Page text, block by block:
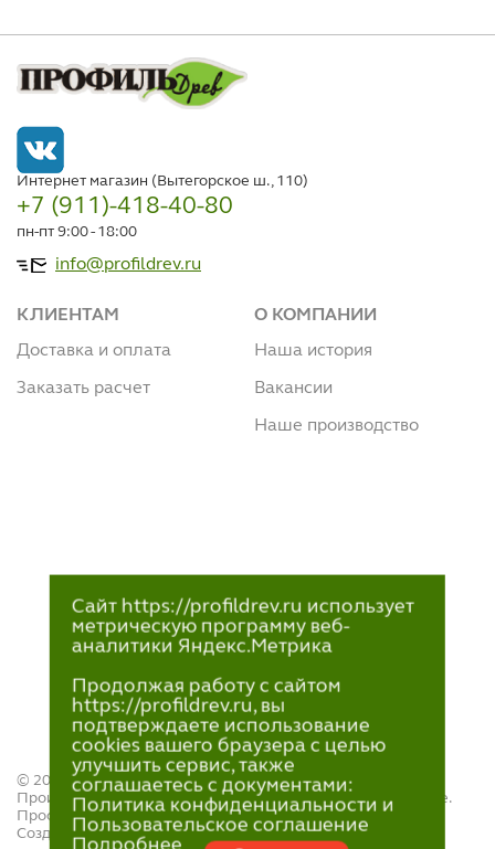
Интернет магазин (Вытегорское ш., 110)
+7 (911)-418-40-80
пн-пт 9:00 - 18:00
info@profildrev.ru
КЛИЕНТАМ
Доставка и оплата
Заказать расчет
О КОМПАНИИ
Наша история
Вакансии
Наше производство
© 2021—2023
Производство и продажа пиломатериалов в Петрозаводске.
ПрофильДрев.
Создание и поддержка сайта — «Артлекс»
Сайт https://profildrev.ru использует
метрическую программу веб-
аналитики Яндекс.Метрика
Продолжая работу с сайтом
https://profildrev.ru, вы
подтверждаете использование
cookies вашего браузера с целью
улучшить сервис, также
соглашаетесь с документами:
Политика конфиденциальности и
Пользовательское соглашение